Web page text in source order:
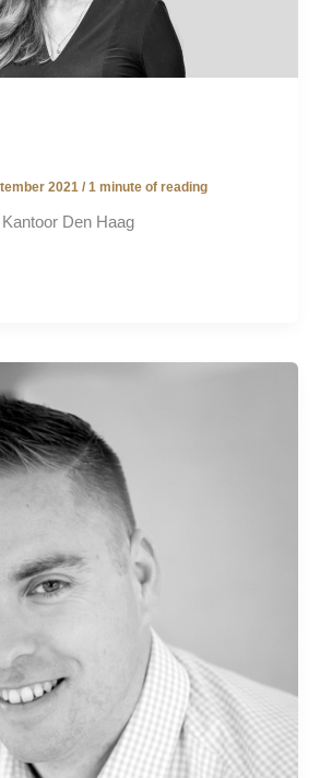
2021 / 1 minute of reading
Den Haag